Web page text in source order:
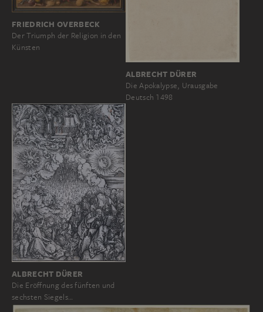
FRIEDRICH OVERBECK
Der Triumph der Religion in den
Künsten
ALBRECHT DÜRER
Die Apokalypse, Urausgabe
Deutsch 1498
ALBRECHT DÜRER
Die Eröffnung des fünften und
sechsten Siegels…